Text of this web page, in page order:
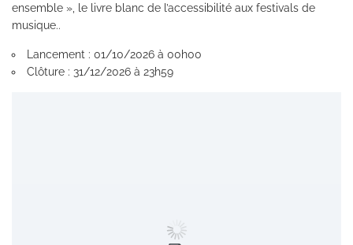
ensemble », le livre blanc de l’accessibilité aux festivals de
musique..
Lancement : 01/10/2026 à 00h00
Clôture : 31/12/2026 à 23h59